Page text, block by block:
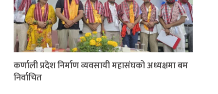
कर्णाली प्रदेश निर्माण व्यवसायी महासंघको अध्यक्षमा बम
निर्वाचित